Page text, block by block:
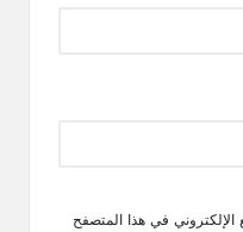
الإلكتروني في هذا المتصفح